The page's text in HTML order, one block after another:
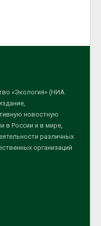
«Экология» (НИА
новостную
в России и в мире,
различных
организаций